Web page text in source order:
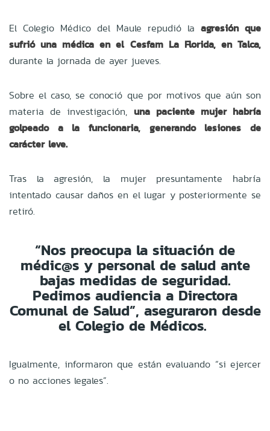
El Colegio Médico del Maule repudió la agresión que
sufrió una médica en el Cesfam La Florida, en Talca,
durante la jornada de ayer jueves.
Sobre el caso, se conoció que por motivos que aún son
materia de investigación, una paciente mujer habría
golpeado a la funcionaria, generando lesiones de
carácter leve.
Tras la agresión, la mujer presuntamente habría
intentado causar daños en el lugar y posteriormente se
retiró.
“Nos preocupa la situación de
médic@s y personal de salud ante
bajas medidas de seguridad.
Pedimos audiencia a Directora
Comunal de Salud”, aseguraron desde
el Colegio de Médicos.
Igualmente, informaron que están evaluando “si ejercer
o no acciones legales”.